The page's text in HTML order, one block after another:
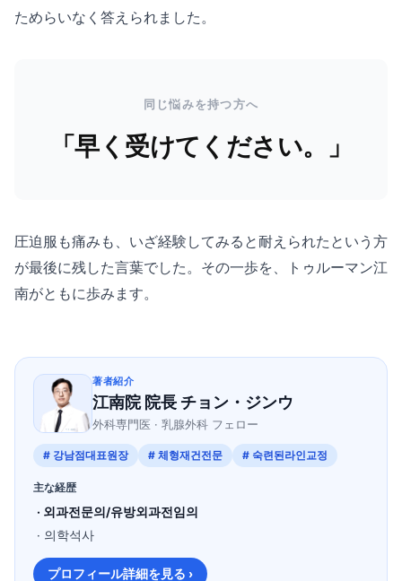
ためらいなく答えられました。
同じ悩みを持つ方へ
「早く受けてください。」
圧迫服も痛みも、いざ経験してみると耐えられたという方
が最後に残した言葉でした。その一歩を、トゥルーマン江
南がともに歩みます。
著者紹介
江南院 院長 チョン・ジンウ
外科専門医 · 乳腺外科 フェロー
# 강남점대표원장 # 체형재건전문 # 숙련된라인교정
主な経歴
· 외과전문의/유방외과전임의
· 의학석사
プロフィール詳細を見る ›